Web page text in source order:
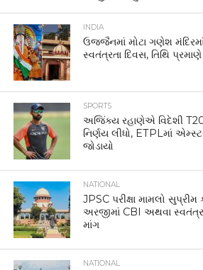
INDIA
ઉજ્જૈનમાં મોટા ગણેશ
સ્વતંત્રતા દિવસ, તિથિ
SPORTS
અજિંક્ય રહાણેએ વિદેશી T20
નિર્ણય લીધો, ETPLમાં
જોડાયો
NATIONAL
JPSC પરીક્ષા મામલો સુપ્રીમ
અરજીમાં CBI અથવા સ્વતંત્ર
માંગ
NATIONAL